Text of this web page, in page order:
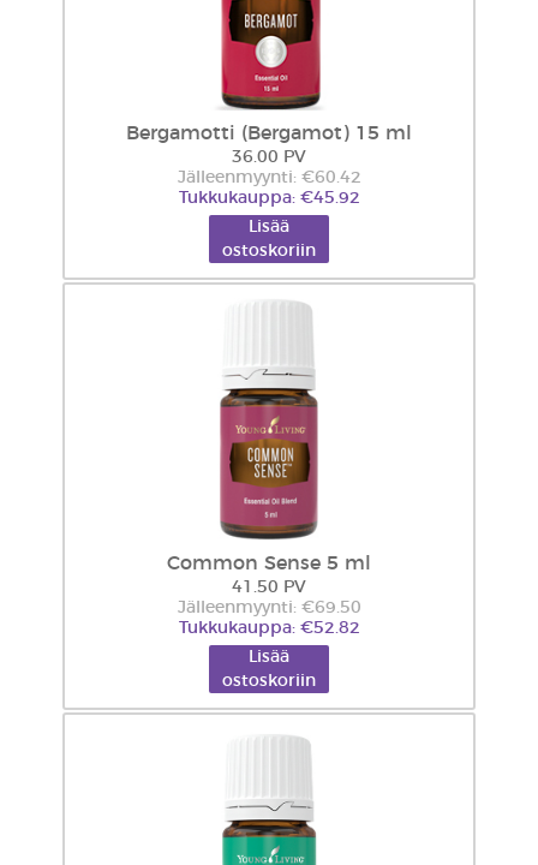
Bergamotti (Bergamot) 15 ml
36.00 PV
Jälleenmyynti: €60.42
Tukkukauppa: €45.92
Lisää
ostoskoriin
Common Sense 5 ml
41.50 PV
Jälleenmyynti: €69.50
Tukkukauppa: €52.82
Lisää
ostoskoriin